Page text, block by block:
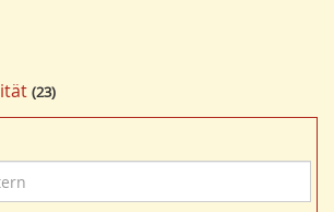
23